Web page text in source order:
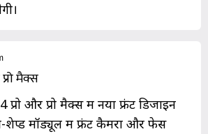
मैक्स
और प्रो मैक्स में नया फ्रंट डिजाइन
शेप्ड मॉड्यूल में फ्रंट कैमरा और फेस